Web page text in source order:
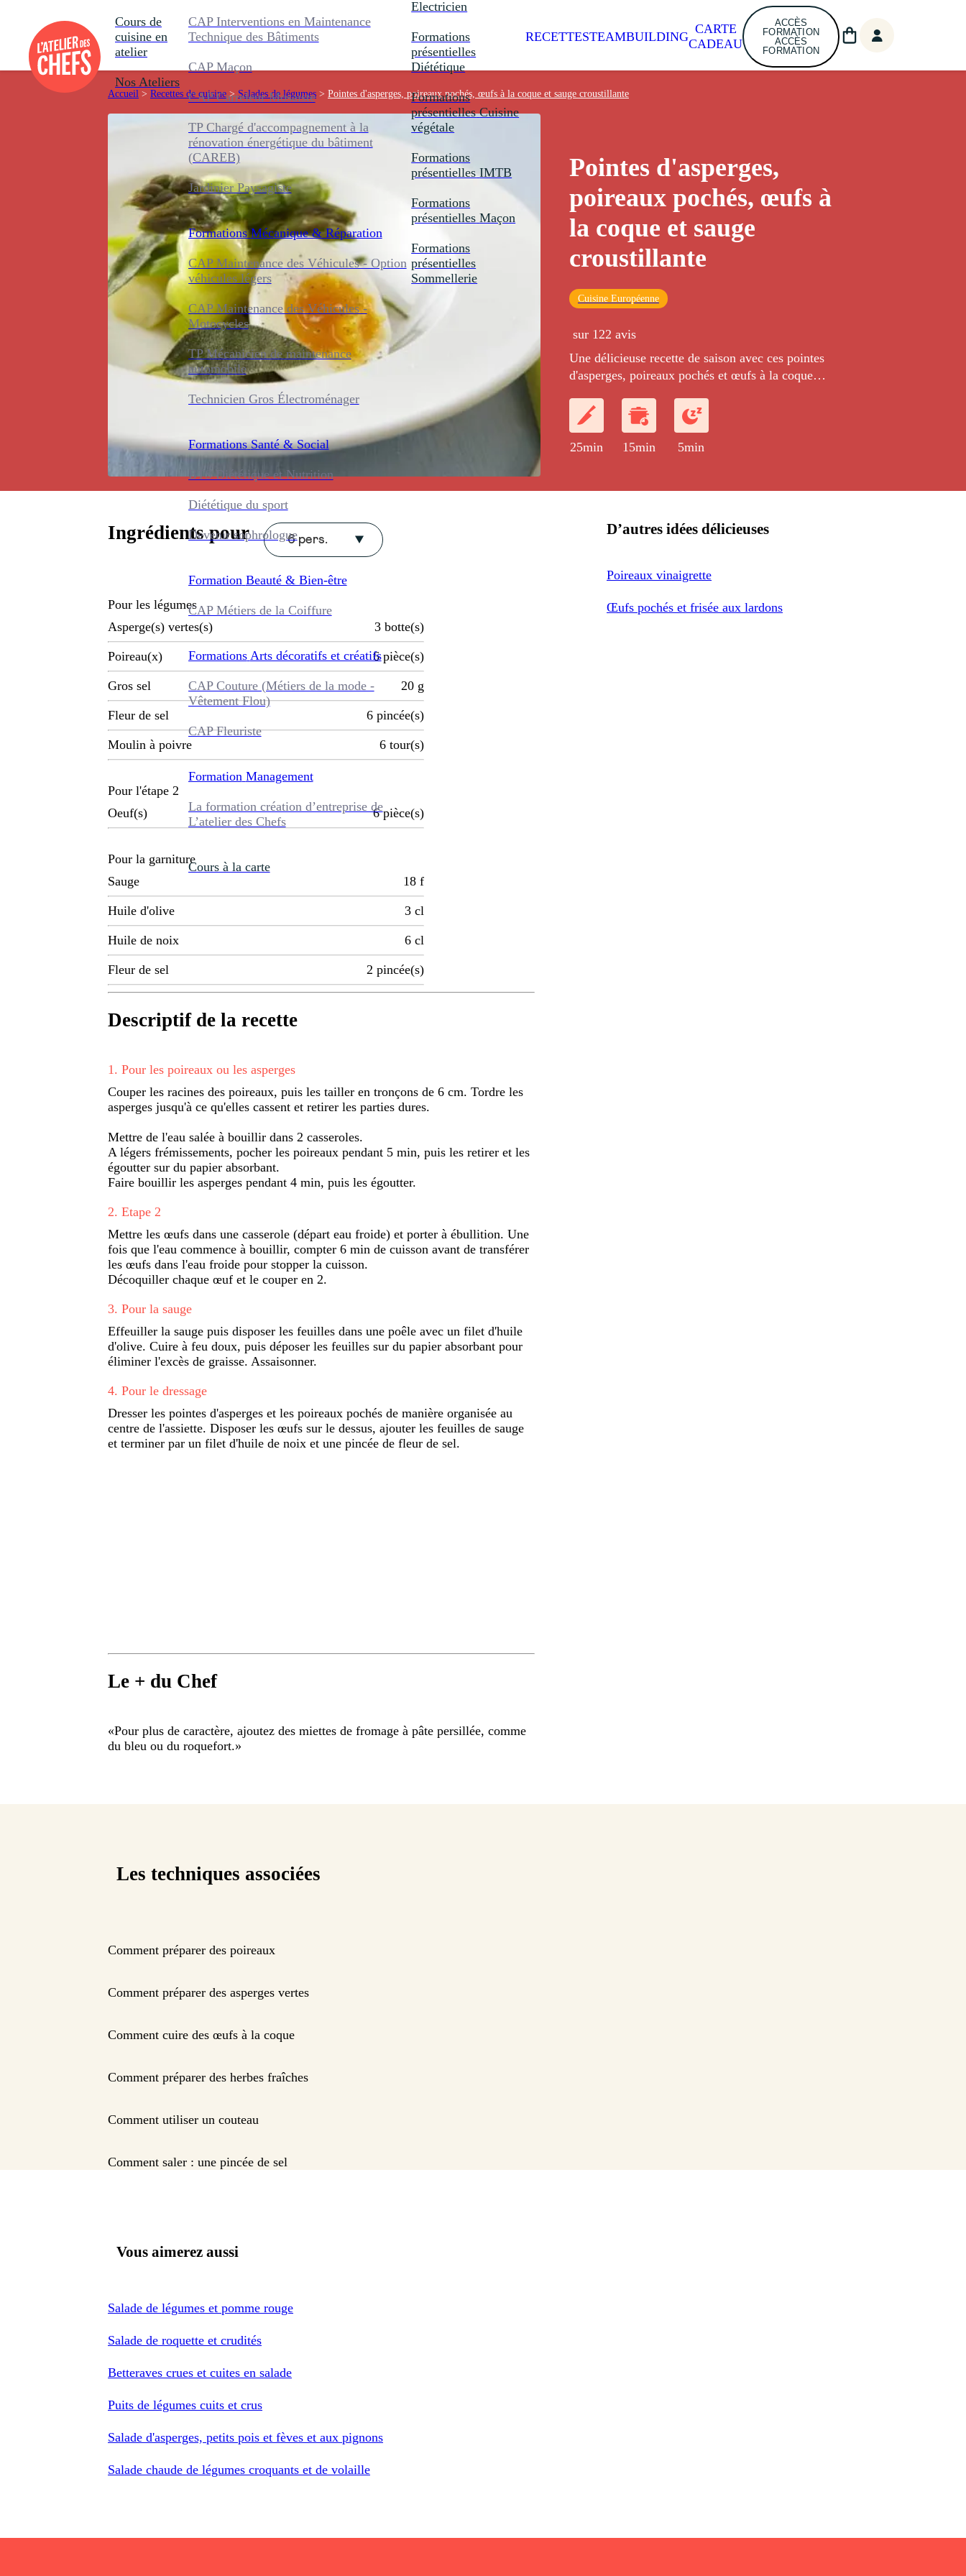
Cours de
cuisine en
atelier
Nos Ateliers
CAP Interventions en Maintenance
Technique des Bâtiments
CAP Maçon
CAP Carreleur Mosaïste
TP Chargé d'accompagnement à la
rénovation énergétique du bâtiment
(CAREB)
Jardinier Paysagiste
Formations Mécanique & Réparation
CAP Maintenance des Véhicules - Option
véhicules légers
CAP Maintenance des Véhicules -
Motocycles
TP Mécanicien de maintenance
automobile
Technicien Gros Électroménager
Formations Santé & Social
BTS Diététique et Nutrition
Diététique du sport
Devenir sophrologue
Formation Beauté & Bien-être
CAP Métiers de la Coiffure
Formations Arts décoratifs et créatifs
CAP Couture (Métiers de la mode -
Vêtement Flou)
CAP Fleuriste
Formation Management
La formation création d’entreprise de
L’atelier des Chefs
Cours à la carte
Electricien
Formations
présentielles
Diététique
Formations
présentielles Cuisine
végétale
Formations
présentielles IMTB
Formations
présentielles Maçon
Formations
présentielles
Sommellerie
RECETTESTEAMBUILDING
CARTE
CADEAU
ACCÈS
FORMATION
ACCÈS
FORMATION
Accueil > Recettes de cuisine > Salades de légumes > Pointes d'asperges, poireaux pochés, œufs à la coque et sauge croustillante
Pointes d'asperges,
poireaux pochés, œufs à
la coque et sauge
croustillante
Cuisine Européenne
sur 122 avis
Une délicieuse recette de saison avec ces pointes
d'asperges, poireaux pochés et œufs à la coque
de noix.
25min 15min 5min
Ingrédients pour 6 pers.
Pour les légumes
Asperge(s) vertes(s)
3 botte(s)
Poireau(x) 6 pièce(s)
Gros sel 20 g
Fleur de sel 6 pincée(s)
Moulin à poivre 6 tour(s)
Pour l'étape 2
Oeuf(s)
6 pièce(s)
Pour la garniture
Sauge
18 f
Huile d'olive 3 cl
Huile de noix 6 cl
Fleur de sel 2 pincée(s)
Descriptif de la recette
1 . Pour les poireaux ou les asperges
Couper les racines des poireaux, puis les tailler en tronçons de 6 cm. Tordre les
asperges jusqu'à ce qu'elles cassent et retirer les parties dures.
Mettre de l'eau salée à bouillir dans 2 casseroles.
A légers frémissements, pocher les poireaux pendant 5 min, puis les retirer et les
égoutter sur du papier absorbant.
Faire bouillir les asperges pendant 4 min, puis les égoutter.
2. Etape 2
Mettre les œufs dans une casserole (départ eau froide) et porter à ébullition. Une
fois que l'eau commence à bouillir, compter 6 min de cuisson avant de transférer
les œufs dans l'eau froide pour stopper la cuisson.
Décoquiller chaque œuf et le couper en 2.
3. Pour la sauge
Effeuiller la sauge puis disposer les feuilles dans une poêle avec un filet d'huile
d'olive. Cuire à feu doux, puis déposer les feuilles sur du papier absorbant pour
éliminer l'excès de graisse. Assaisonner.
4. Pour le dressage
Dresser les pointes d'asperges et les poireaux pochés de manière organisée au
centre de l'assiette. Disposer les œufs sur le dessus, ajouter les feuilles de sauge
et terminer par un filet d'huile de noix et une pincée de fleur de sel.
Le + du Chef
«Pour plus de caractère, ajoutez des miettes de fromage à pâte persillée, comme
du bleu ou du roquefort.»
D’autres idées délicieuses
Poireaux vinaigrette
Œufs pochés et frisée aux lardons
Les techniques associées
Comment préparer des poireaux
Comment préparer des asperges vertes
Comment cuire des œufs à la coque
Comment préparer des herbes fraîches
Comment utiliser un couteau
Comment saler : une pincée de sel
Vous aimerez aussi
Salade de légumes et pomme rouge
Salade de roquette et crudités
Betteraves crues et cuites en salade
Puits de légumes cuits et crus
Salade d'asperges, petits pois et fèves et aux pignons
Salade chaude de légumes croquants et de volaille